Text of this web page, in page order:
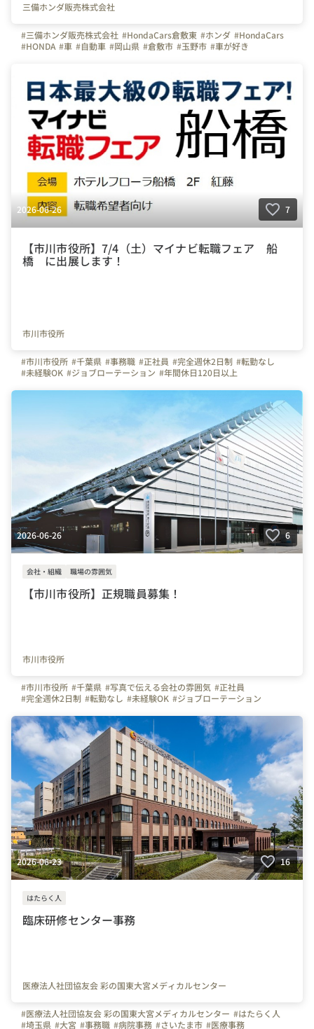
三備ホンダ販売株式会社
#三備ホンダ販売株式会社 #HondaCars倉敷東 #ホンダ #HondaCars
#HONDA #車 #自動車 #岡山県 #倉敷市 #玉野市 #車が好き
2026-06-26 7
【市川市役所】7/4（土）マイナビ転職フェア 船
橋 に出展します！
市川市役所
#市川市役所 #千葉県 #事務職 #正社員 #完全週休2日制 #転勤なし
#未経験OK #ジョブローテーション #年間休日120日以上
2026-06-26 6
会社・組織 職場の雰囲気
【市川市役所】正規職員募集！
市川市役所
#市川市役所 #千葉県 #写真で伝える会社の雰囲気 #正社員
#完全週休2日制 #転勤なし #未経験OK #ジョブローテーション
#技術職
2026-06-23 16
はたらく人
臨床研修センター事務
医療法人社団協友会 彩の国東大宮メディカルセンター
#医療法人社団協友会 彩の国東大宮メディカルセンター #はたらく人
#埼玉県 #大宮 #事務職 #病院事務 #さいたま市 #医療事務